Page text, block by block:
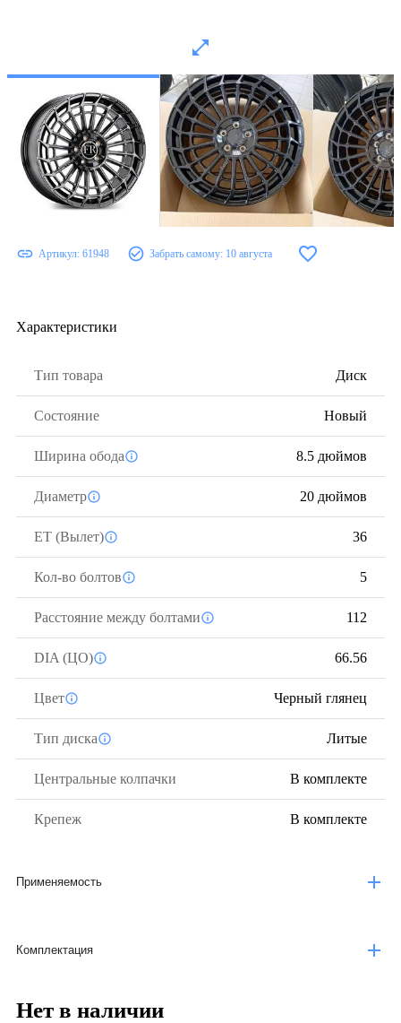
Артикул: 61948 Забрать самому: 10 августа
Характеристики
Тип товара Диск
Состояние Новый
Ширина обода 8.5 дюймов
Диаметр 20 дюймов
ЕТ (Вылет) 36
Кол-во болтов 5
Расстояние между болтами 112
DIA (ЦО) 66.56
Цвет Черный глянец
Тип диска Литые
Центральные колпачки В комплекте
Крепеж В комплекте
Применяемость
Комплектация
Нет в наличии